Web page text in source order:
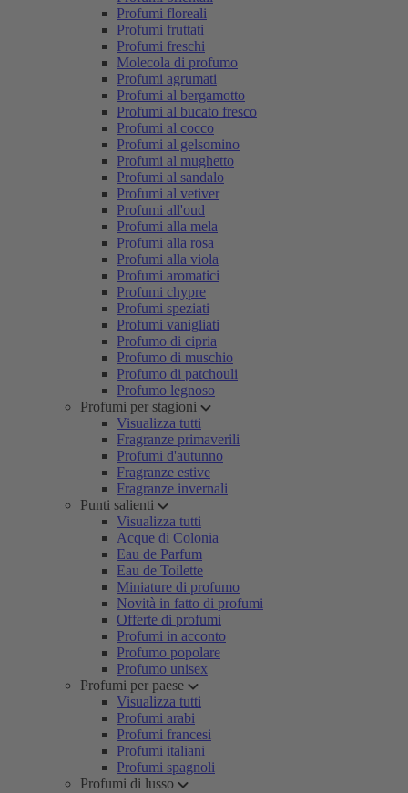
Profumi floreali
Profumi fruttati
Profumi freschi
Molecola di profumo
Profumi agrumati
Profumi al bergamotto
Profumi al bucato fresco
Profumi al cocco
Profumi al gelsomino
Profumi al mughetto
Profumi al sandalo
Profumi al vetiver
Profumi all'oud
Profumi alla mela
Profumi alla rosa
Profumi alla viola
Profumi aromatici
Profumi chypre
Profumi speziati
Profumi vanigliati
Profumo di cipria
Profumo di muschio
Profumo di patchouli
Profumo legnoso
Profumi per stagioni
Visualizza tutti
Fragranze primaverili
Profumi d'autunno
Fragranze estive
Fragranze invernali
Punti salienti
Visualizza tutti
Acque di Colonia
Eau de Parfum
Eau de Toilette
Miniature di profumo
Novità in fatto di profumi
Offerte di profumi
Profumi in acconto
Profumo popolare
Profumo unisex
Profumi per paese
Visualizza tutti
Profumi arabi
Profumi francesi
Profumi italiani
Profumi spagnoli
Profumi di lusso